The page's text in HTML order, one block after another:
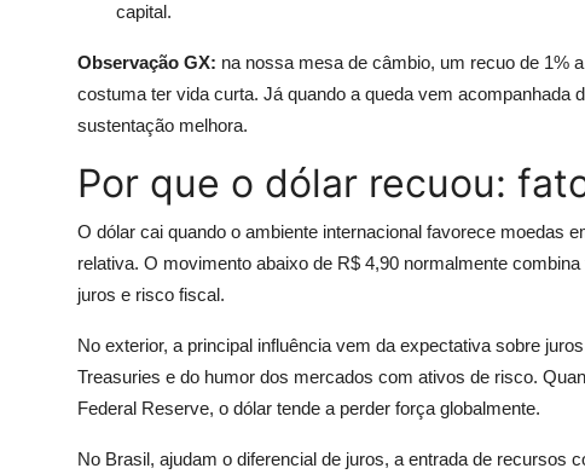
capital.
Observação GX: na nossa mesa de câmbio, um recuo de 1%
costuma ter vida curta. Já quando a queda vem acompanhada
sustentação melhora.
Por que o dólar recuou:
O dólar cai quando o ambiente internacional favorece moedas
relativa. O movimento abaixo de R$ 4,90 normalmente
juros e risco fiscal.
No exterior, a principal influência vem da expectativa sobre
Treasuries e do humor dos mercados com ativos de risco.
Federal Reserve, o dólar tende a perder força globalmente.
No Brasil, ajudam o diferencial de juros, a entrada de recursos